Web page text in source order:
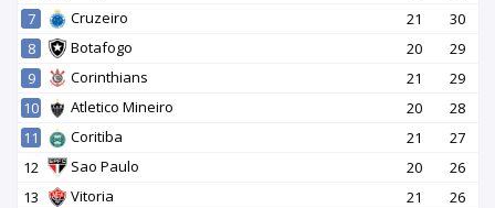
7
Cruzeiro 21
30
8
Botafogo 20
29
9
Corinthians 21
29
10
Atletico Mineiro 20
28
11
Coritiba 21
27
12
Sao Paulo 20
26
13
Vitoria 21
26